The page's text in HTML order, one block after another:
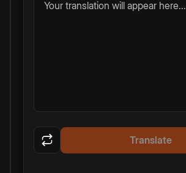
Your translation will appear here...
Translate